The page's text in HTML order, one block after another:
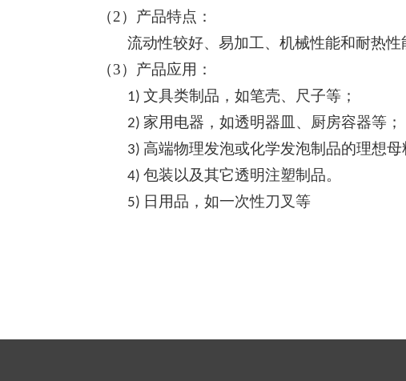
（2） 产品特点：
流动性较好、易加工、机械性能和耐热性
（3） 产品应用：
1) 文具类制品，如笔壳、尺子等；
2) 家用电器，如透明器皿、厨房容器等；
3) 高端物理发泡或化学发泡制品的理想
4) 包装以及其它透明注塑制品。
5) 日用品，如一次性刀叉等